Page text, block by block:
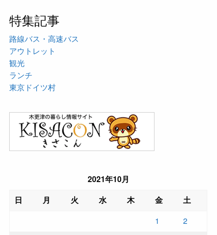
特集記事
路線バス・高速バス
アウトレット
観光
ランチ
東京ドイツ村
2021年10月
日
月 火 水 木 金
土
1
2